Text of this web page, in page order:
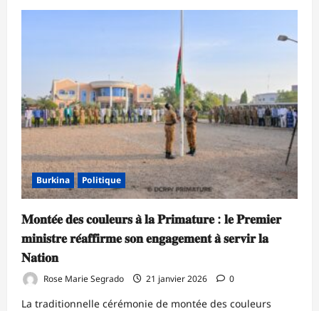
sur
la
«
retenue
»
Burkina Politique
‎𝐌𝐨𝐧𝐭𝐞́𝐞 𝐝𝐞𝐬 𝐜𝐨𝐮𝐥𝐞𝐮𝐫𝐬 𝐚̀ 𝐥𝐚 𝐏𝐫𝐢𝐦𝐚𝐭𝐮𝐫𝐞 : 𝐥𝐞 𝐏𝐫𝐞𝐦𝐢𝐞𝐫
𝐦𝐢𝐧𝐢𝐬𝐭𝐫𝐞 𝐫𝐞́𝐚𝐟𝐟𝐢𝐫𝐦𝐞 𝐬𝐨𝐧 𝐞𝐧𝐠𝐚𝐠𝐞𝐦𝐞𝐧𝐭 𝐚̀ 𝐬𝐞𝐫𝐯𝐢𝐫 𝐥𝐚
𝐍𝐚𝐭𝐢𝐨𝐧
Rose Marie Segrado 21 janvier 2026 0
La traditionnelle cérémonie de montée des couleurs